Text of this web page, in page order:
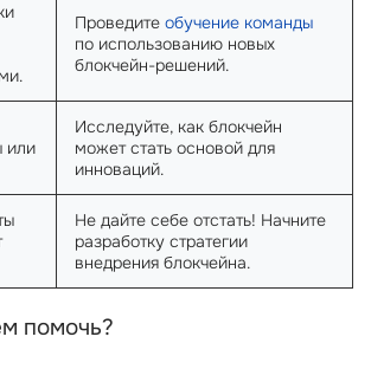
Проведите обучение команды
по использованию новых
блокчейн-решений.
или
Исследуйте, как блокчейн
может стать основой для
инноваций.
Не дайте себе отстать! Начните
разработку стратегии
внедрения блокчейна.
помочь?